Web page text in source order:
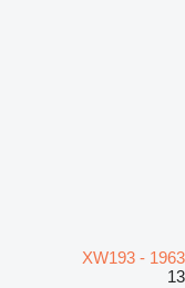
XW193 - 1963
13